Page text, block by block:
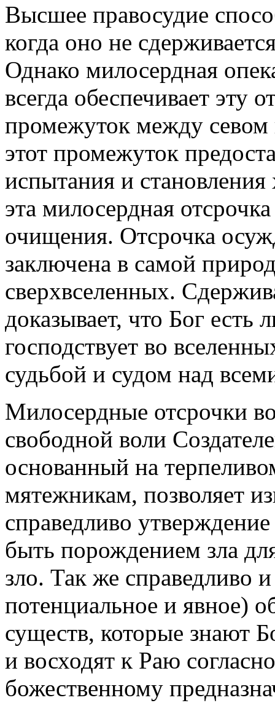
Высшее правосудие
когда оно не
Однако милосердная
всегда обеспечивает эту
промежуток между
этот промежуток
испытания и становления
эта милосердная
очищения. Отсрочка
заключена в самой
сверхвселенных.
доказывает, что Бог
господствует во
судьбой и судом над
Милосердные отсрочки
свободной воли
основанный на
мятежникам, позволяет
справедливо
быть порождением зла
зло. Так же справедливо
потенциальное и явное)
существ, которые знают
и восходят к Раю
божественному